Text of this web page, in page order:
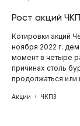
Рост акций
Котировки акций
ноября 2022 г.
момент в четыре
причинах столь
продолжаться
Акции ЧКПЗ